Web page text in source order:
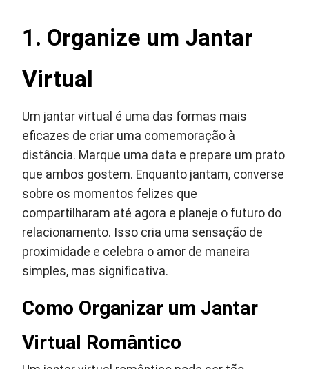
1. Organize um Jantar
Virtual
Um jantar virtual é uma das formas mais
eficazes de criar uma comemoração à
distância. Marque uma data e prepare um prato
que ambos gostem. Enquanto jantam, converse
sobre os momentos felizes que
compartilharam até agora e planeje o futuro do
relacionamento. Isso cria uma sensação de
proximidade e celebra o amor de maneira
simples, mas significativa.
Como Organizar um Jantar
Virtual Romântico